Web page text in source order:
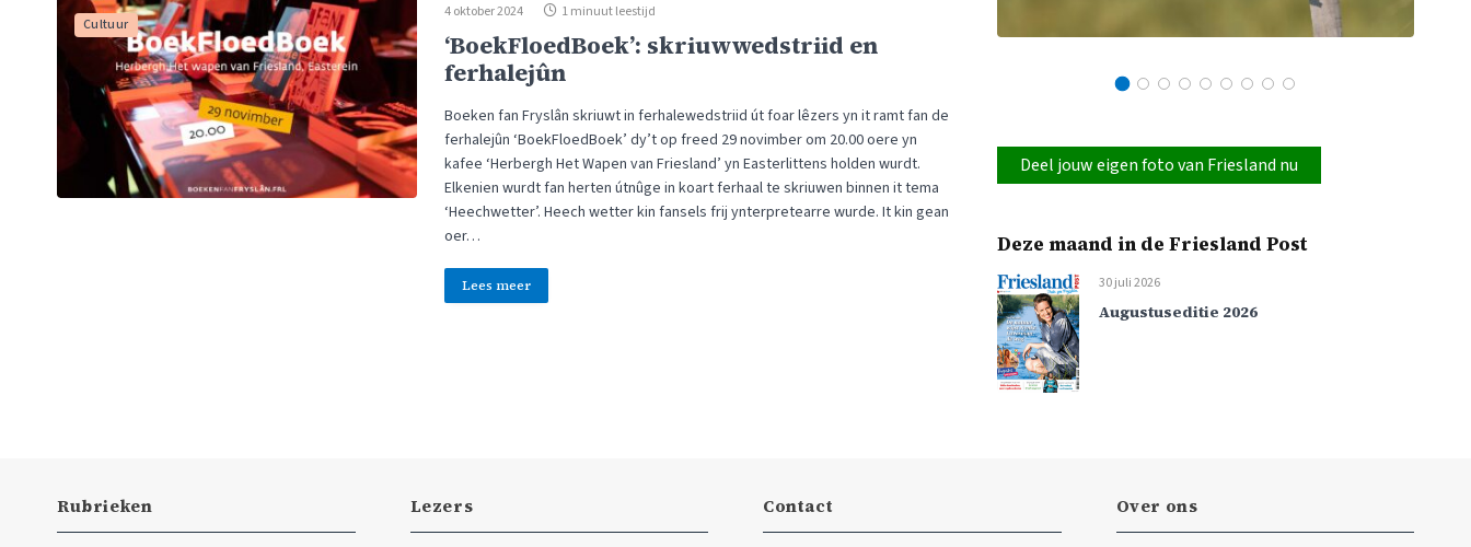
Cultuur
4 oktober 2024 1 minuut leestijd
‘BoekFloedBoek’: skriuwwedstriid en
ferhalejûn
Boeken fan Fryslân skriuwt in ferhalewedstriid út foar lêzers yn it ramt fan de
ferhalejûn ‘BoekFloedBoek’ dy’t op freed 29 novimber om 20.00 oere yn
kafee ‘Herbergh Het Wapen van Friesland’ yn Easterlittens holden wurdt.
Elkenien wurdt fan herten útnûge in koart ferhaal te skriuwen binnen it tema
‘Heechwetter’. Heech wetter kin fansels frij ynterpretearre wurde. It kin gean
oer…
Lees meer
Deel jouw eigen foto van Friesland nu
Deze maand in de Friesland Post
30 juli 2026
Augustuseditie 2026
Rubrieken Lezers Contact Over ons